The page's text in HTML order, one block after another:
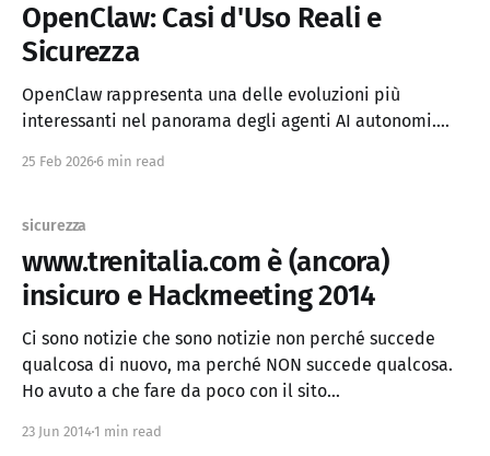
OpenClaw: Casi d'Uso Reali e
Sicurezza
OpenClaw rappresenta una delle evoluzioni più
interessanti nel panorama degli agenti AI autonomi.
workflow e integrarsi con sistemi aziendali reali. In
questa guida esploreremo i casi d'
25 Feb 20266 min read
sicurezza
www.trenitalia.com è (ancora)
insicuro e Hackmeeting 2014
Ci sono notizie che sono notizie non perché succede
qualcosa di nuovo, ma perché NON succede qualcosa.
Ho avuto a che fare da poco con il sito
tutta questa inerzia, incapacità e indifferenza: Il sito
23 Jun 2014 1 min read